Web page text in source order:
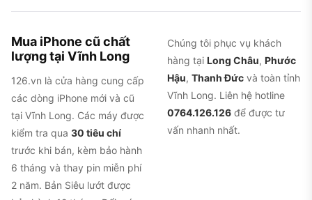
Mua iPhone cũ chất
lượng tại Vĩnh Long
126.vn là cửa hàng cung cấp
các dòng iPhone mới và cũ
tại Vĩnh Long. Các máy được
kiểm tra qua 30 tiêu chí
trước khi bán, kèm bảo hành
6 tháng và thay pin miễn phí
2 năm. Bản Siêu lướt được
Chúng tôi phục vụ khách
hàng tại Long Châu, Phước
Hậu, Thanh Đức và toàn tỉnh
Vĩnh Long. Liên hệ hotline
0764.126.126 để được tư
vấn nhanh nhất.